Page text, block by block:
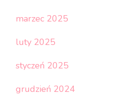
marzec 2025
luty 2025
styczeń 2025
grudzień 2024